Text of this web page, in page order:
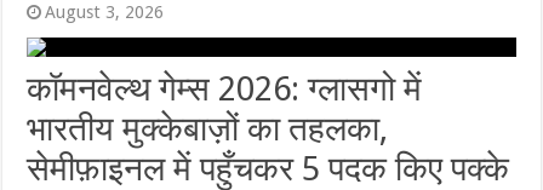
August 3, 2026
कॉमनवेल्थ गेम्स 2026: ग्लासगो में
भारतीय मुक्केबाज़ों का तहलका,
सेमीफ़ाइनल में पहुँचकर 5 पदक किए पक्के